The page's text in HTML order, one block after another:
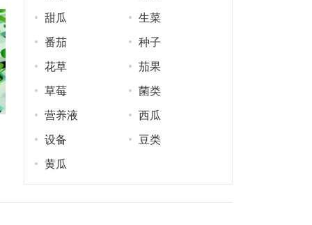
甜瓜 生菜
番茄 种子
花草 茄果
草莓 菌类
营养液 西瓜
设备 豆类
黄瓜